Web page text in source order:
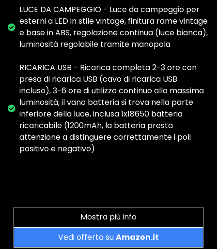
LUCE DA CAMPEGGIO - Luce da campeggio per
esterni a LED in stile vintage, finitura rame vintage
e base in ABS, regolazione continua (luce bianca),
luminosità regolabile tramite manopola
RICARICA USB - Ricarica completa 2-3 ore con
presa di ricarica USB (cavo di ricarica USB
incluso), 3-6 ore di utilizzo continuo alla massima
luminosità, il vano batteria si trova nella parte
inferiore della luce, inclusa 1x18650 batteria
ricaricabile (1200mAh, la batteria presta
attenzione a distinguere correttamente i poli
positivo e negativo)
Mostra più info
Vedi offerta suAmazon.it